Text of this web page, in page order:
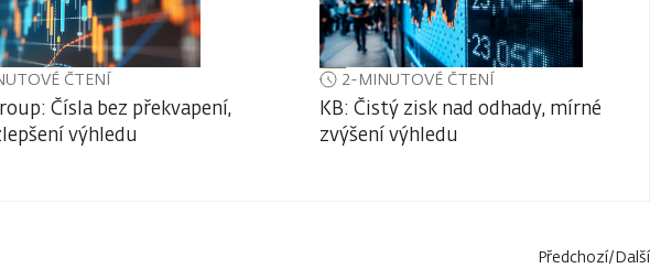
ČTENÍ
Čísla bez překvapení,
výhledu
2-MINUTOVÉ ČTENÍ
KB: Čistý zisk nad odhady, mírné
zvýšení výhledu
Předchozí/Další